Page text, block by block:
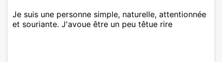
Je suis une personne simple, naturelle, attentionnée
et souriante. J'avoue être un peu têtue rire